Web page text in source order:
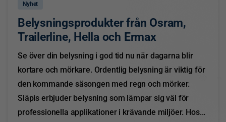
Nyhet
Belysningsprodukter från Osram,
Trailerline, Hella och Ermax
Se över din belysning i god tid nu när dagarna blir
kortare och mörkare. Ordentlig belysning är viktig för
den kommande säsongen med regn och mörker.
Släpis erbjuder belysning som lämpar sig väl för
professionella applikationer i krävande miljöer. Hos...